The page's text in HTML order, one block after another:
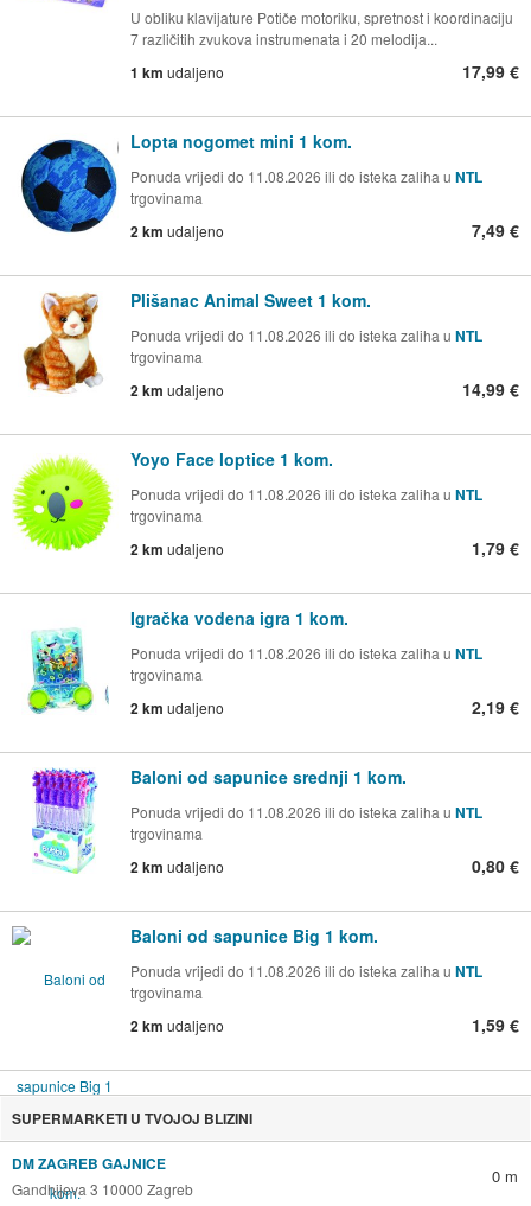
U obliku klavijature Potiče motoriku, spretnost i koordinaciju
7 različitih zvukova instrumenata i 20 melodija...
1 km udaljeno 17,99 €
Lopta nogomet mini 1 kom.
Ponuda vrijedi do 11.08.2026 ili do isteka zaliha u NTL
trgovinama
2 km udaljeno 7,49 €
Plišanac Animal Sweet 1 kom.
Ponuda vrijedi do 11.08.2026 ili do isteka zaliha u NTL
trgovinama
2 km udaljeno 14,99 €
Yoyo Face loptice 1 kom.
Ponuda vrijedi do 11.08.2026 ili do isteka zaliha u NTL
trgovinama
2 km udaljeno 1,79 €
Igračka vodena igra 1 kom.
Ponuda vrijedi do 11.08.2026 ili do isteka zaliha u NTL
trgovinama
2 km udaljeno 2,19 €
Baloni od sapunice srednji 1 kom.
Ponuda vrijedi do 11.08.2026 ili do isteka zaliha u NTL
trgovinama
2 km udaljeno 0,80 €
Baloni od sapunice Big 1 kom.
Ponuda vrijedi do 11.08.2026 ili do isteka zaliha u NTL
trgovinama
2 km udaljeno 1,59 €
SUPERMARKETI U TVOJOJ BLIZINI
DM ZAGREB GAJNICE
Gandhijeva 3 10000 Zagreb
0 m